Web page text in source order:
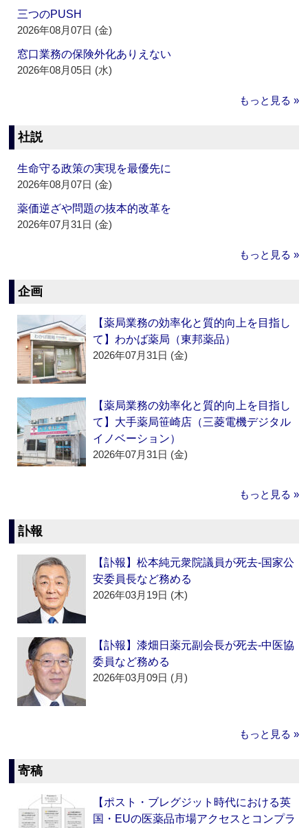
三つのPUSH
2026年08月07日 (金)
窓口業務の保険外化ありえない
2026年08月05日 (水)
もっと見る »
社説
生命守る政策の実現を最優先に
2026年08月07日 (金)
薬価逆ざや問題の抜本的改革を
2026年07月31日 (金)
もっと見る »
企画
【薬局業務の効率化と質的向上を目指し
て】わかば薬局（東邦薬品）
2026年07月31日 (金)
【薬局業務の効率化と質的向上を目指し
て】大手薬局笹崎店（三菱電機デジタル
イノベーション）
2026年07月31日 (金)
もっと見る »
訃報
【訃報】松本純元衆院議員が死去‐国家公
安委員長など務める
2026年03月19日 (木)
【訃報】漆畑日薬元副会長が死去‐中医協
委員など務める
2026年03月09日 (月)
もっと見る »
寄稿
【ポスト・ブレグジット時代における英
国・EUの医薬品市場アクセスとコンプラ